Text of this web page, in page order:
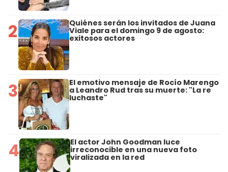
2 Quiénes serán los invitados de Juana
Viale para el domingo 9 de agosto:
exitosos actores
3 El emotivo mensaje de Rocío Marengo
a Leandro Rud tras su muerte: "La re
luchaste"
4 El actor John Goodman luce
irreconocible en una nueva foto
viralizada en la red